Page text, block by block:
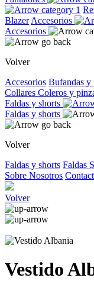
Blazer Accesorios
Accesorios
Volver
Accesorios Bufandas y
Collares Coleros y
Faldas y shorts
Faldas y shorts
Volver
Faldas y shorts Faldas
Sobre Nosotros
Volver
Vestido